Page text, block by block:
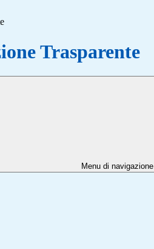
Trasparente
Menu di navigazione